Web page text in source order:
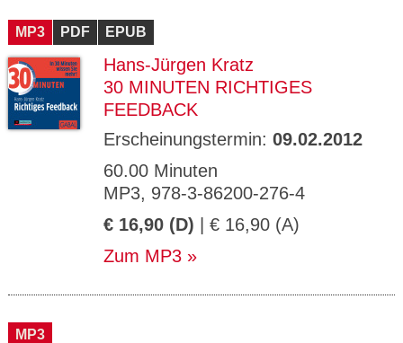
MP3 PDF EPUB
Hans-Jürgen Kratz
30 MINUTEN RICHTIGES
FEEDBACK
Erscheinungstermin: 09.02.2012
60.00 Minuten
MP3, 978-3-86200-276-4
€ 16,90 (D) | € 16,90 (A)
Zum MP3
MP3